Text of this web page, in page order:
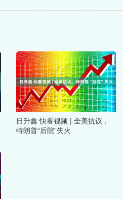
日升鑫 快看视频 | 全美抗议，
特朗普“后院”失火